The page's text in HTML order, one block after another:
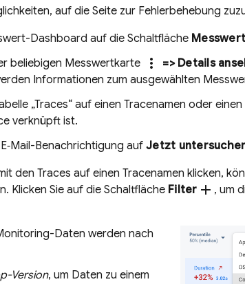
auf die Seite zur Fehlerbehebung
Dashboard auf die Schaltfläche
beliebigen Messwertkarte
more_vert => Details
Informationen zum ausgewählten
„Traces“ auf einen Tracenamen oder
verknüpft ist.
Benachrichtigung auf Jetzt
den Traces auf einen Tracenamen klicken,
Klicken Sie auf die Schaltfläche Filter add , um
Daten werden nach
Version, um Daten zu einem